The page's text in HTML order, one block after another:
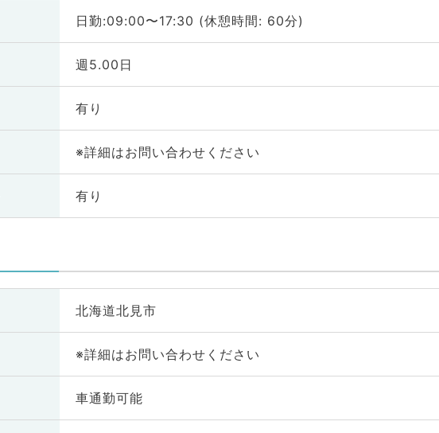
日勤:09:00〜17:30 (休憩時間: 60分)
週5.00日
有り
※詳細はお問い合わせください
有り
北海道北見市
※詳細はお問い合わせください
車通勤可能